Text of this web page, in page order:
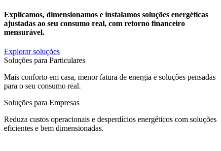
Explicamos, dimensionamos e instalamos soluções energéticas
ajustadas ao seu consumo real, com retorno financeiro
mensurável.
Explorar soluções
Soluções para Particulares
Mais conforto em casa, menor fatura de energia e soluções pensadas
para o seu consumo real.
Soluções para Empresas
Reduza custos operacionais e desperdícios energéticos com soluções
eficientes e bem dimensionadas.